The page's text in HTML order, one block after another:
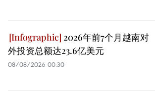
2026年前7个月越南对
外投资总额达23.6亿美元
08/08/2026 00:30